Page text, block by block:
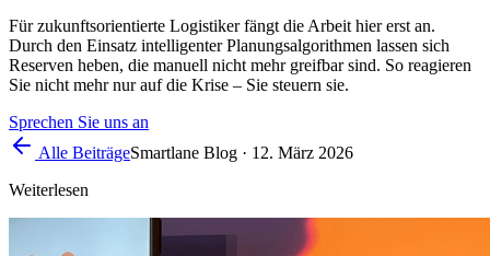
Für zukunftsorientierte Logistiker fängt die Arbeit hier erst an.
Durch den Einsatz intelligenter Planungsalgorithmen lassen sich
Reserven heben, die manuell nicht mehr greifbar sind. So reagieren
Sie nicht mehr nur auf die Krise – Sie steuern sie.
Sprechen Sie uns an
Alle BeiträgeSmartlane Blog · 12. März 2026
Weiterlesen